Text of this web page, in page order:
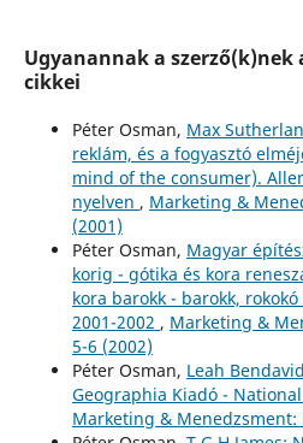
Ugyanannak a
cikkei
Péter Osman, Max
reklám, és a fogyasztó
mind of the consumer).
nyelven , Marketing &
(2001)
Péter Osman, Magyar
korig - gótika és kora
kora barokk - barokk,
2001-2002 , Marketing &
5-6 (2002)
Péter Osman, Leah
Geographia Kiadó -
Marketing & Menedzsment: